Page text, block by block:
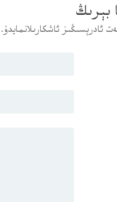
بېرىڭ
ئادرېسىڭىز ئاشكارىلانمايدۇ.